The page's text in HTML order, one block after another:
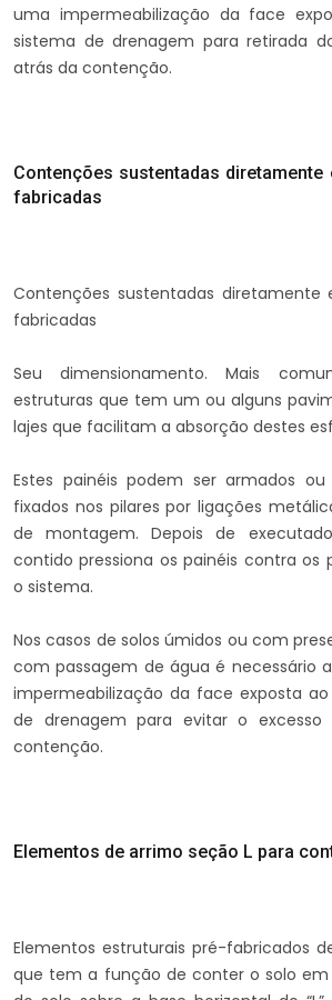
uma impermeabilização da face
sistema de drenagem para retirada
atrás da contenção.
Contenções sustentadas diretamente
fabricadas
Contenções sustentadas diretamente
fabricadas
Seu dimensionamento. Mais
estruturas que tem um ou alguns
lajes que facilitam a absorção destes
Estes painéis podem ser armados
fixados nos pilares por ligações
de montagem. Depois de
contido pressiona os painéis contra os
o sistema.
Nos casos de solos úmidos ou com
com passagem de água é necessário
impermeabilização da face exposta
de drenagem para evitar o
contenção.
Elementos de arrimo seção L para
Elementos estruturais pré-fabricados
que tem a função de conter o solo em